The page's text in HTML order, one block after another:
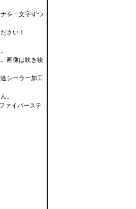
を一文字ずつ
さい！
画像は吹き後
シーラー加工
。
ァイバーステ